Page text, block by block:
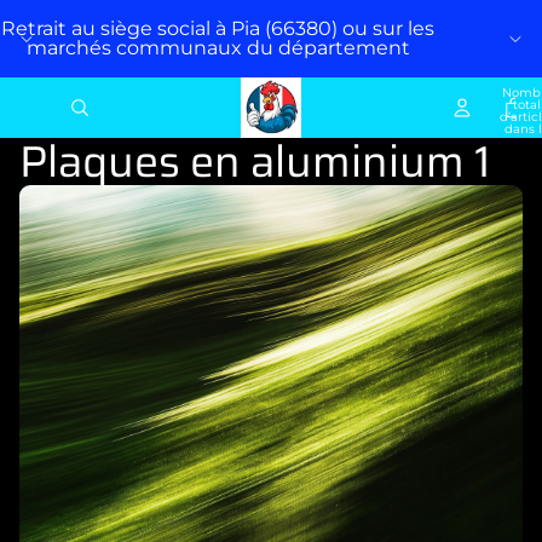
Retrait au siège social à Pia (66380) ou sur les
marchés communaux du département
total
dans
Plaques en aluminium 1